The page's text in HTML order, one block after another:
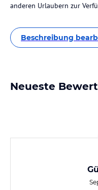
anderen Urlaubern zur
Beschreibung
Neueste